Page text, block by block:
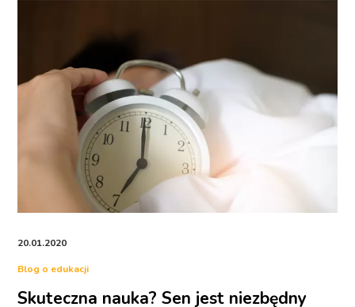
20.01.2020
Blog o edukacji
Skuteczna nauka? Sen jest niezbędny